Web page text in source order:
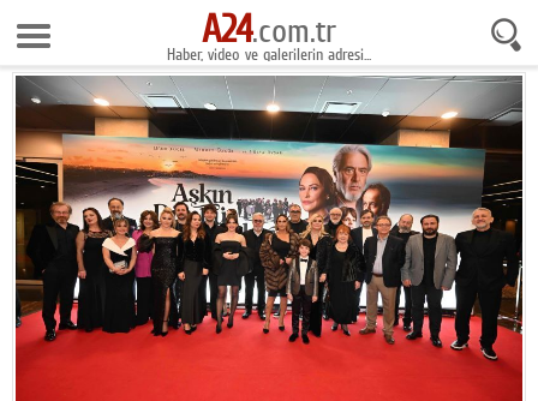
10 Ağustos 2026 6:45:54
Anasayfa
Foto Galeri
Gazeteler
Video Galeri
Gündem
Ekonomi
A24.com.tr
Haber, video ve galerilerin adresi...